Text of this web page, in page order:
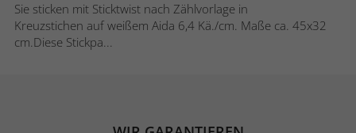
Sie sticken mit Sticktwist nach Zählvorlage in
Kreuzstichen auf weißem Aida 6,4 Kä./cm. Maße ca. 45x32
cm.Diese Stickpa...